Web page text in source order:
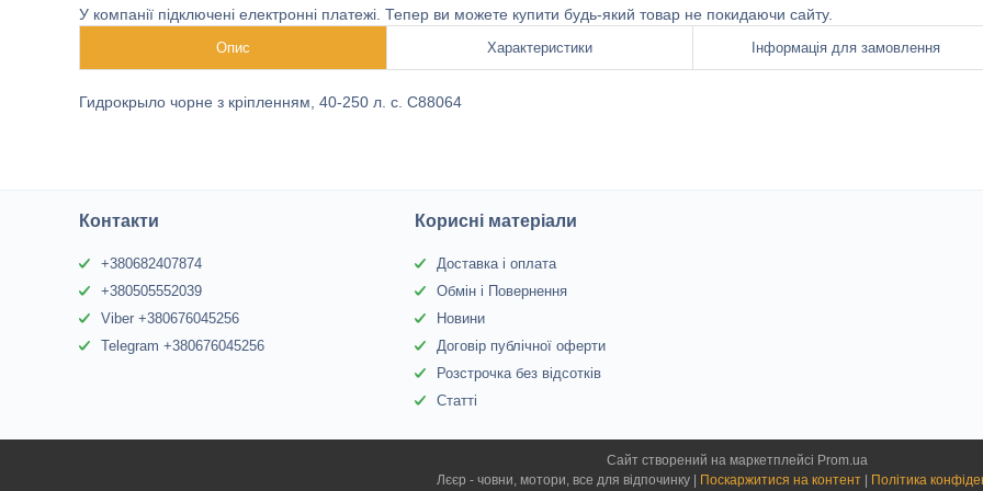
У компанії підключені електронні платежі. Тепер ви можете купити будь-який товар не покидаючи сайту.
Опис Характеристики Інформація для замовлення
Гидрокрыло чорне з кріпленням, 40-250 л. с. C88064
Контакти
+380682407874
+380505552039
Viber +380676045256
Telegram +380676045256
Корисні матеріали
Доставка і оплата
Обмін і Повернення
Новини
Договір публічної оферти
Розстрочка без відсотків
Статті
Сайт створений на маркетплейсі Prom.ua
Поскаржитися на контент Політика